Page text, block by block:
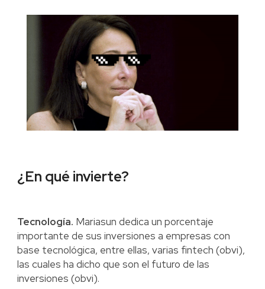
¿En qué invierte?
Tecnología. Mariasun dedica un porcentaje
importante de sus inversiones a empresas con
base tecnológica, entre ellas, varias fintech (obvi),
las cuales ha dicho que son el futuro de las
inversiones (obvi).